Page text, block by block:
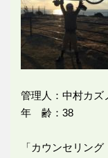
管理人：中村カズ
年 齢：38
「カウンセリン